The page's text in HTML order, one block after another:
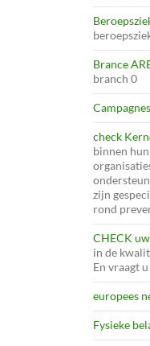
Brance
branch 0
check
binnen
zijn
rond
CHECK
in de
En vraagt
europees
Fysieke